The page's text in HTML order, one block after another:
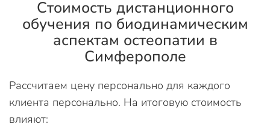
Стоимость дистанционного
обучения по биодинамическим
аспектам остеопатии в
Симферополе
Рассчитаем цену персонально для каждого
клиента персонально. На итоговую стоимость
влияют: